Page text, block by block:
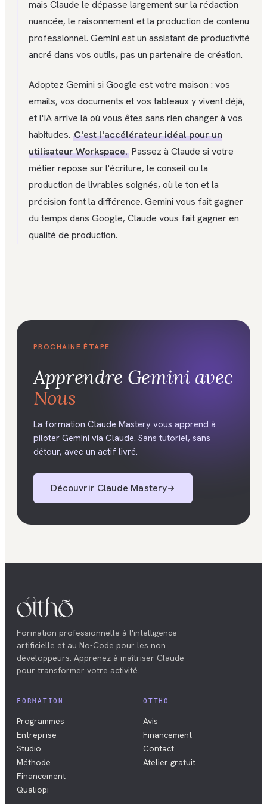
mais Claude le dépasse largement sur la rédaction
nuancée, le raisonnement et la production de contenu
professionnel. Gemini est un assistant de productivité
ancré dans vos outils, pas un partenaire de création.
Adoptez Gemini si Google est votre maison : vos
emails, vos documents et vos tableaux y vivent déjà,
et l'IA arrive là où vous êtes sans rien changer à vos
habitudes. C'est l'accélérateur idéal pour un
utilisateur Workspace. Passez à Claude si votre
métier repose sur l'écriture, le conseil ou la
production de livrables soignés, où le ton et la
précision font la différence. Gemini vous fait gagner
du temps dans Google, Claude vous fait gagner en
qualité de production.
PROCHAINE ÉTAPE
Apprendre Geminiavec
Nous
La formation Claude Mastery vous apprend à
piloter Gemini via Claude. Sans tutoriel, sans
détour, avec un actif livré.
Découvrir Claude Mastery
Formation professionnelle à l'intelligence
artificielle et au No-Code pour les non
développeurs. Apprenez à maîtriser Claude
pour transformer votre activité.
FORMATION
Programmes
Entreprise
Studio
Méthode
Financement
Qualiopi
OTTHO
Avis
Financement
Contact
Atelier gratuit